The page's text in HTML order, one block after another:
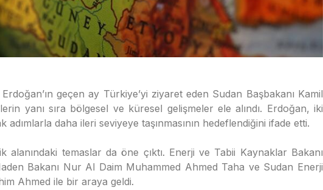
geçen ay Türkiye’yi ziyaret eden Sudan Başbakanı Kamil
yanı sıra bölgesel ve küresel gelişmeler ele alındı. Erdoğan, iki
adımlarla daha ileri seviyeye taşınmasının hedeflendiğini ifade etti.
alanındaki temaslar da öne çıktı. Enerji ve Tabii Kaynaklar Bakanı
Bakanı Nur Al Daim Muhammed Ahmed Taha ve Sudan Enerji
Ahmed ile bir araya geldi.